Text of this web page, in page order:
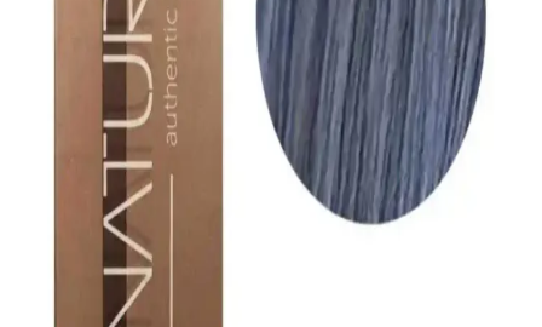
Sağlıklı ve Hızlı Saç Uzaması İçin Bilimsel
Yaklaşımlar ve Tavsiyeler
Saç uzaması genetik ve yaşam tarzına bağlıdır. Doğru beslenme,
uygun bakım ve stres yönetimi ile saç sağlığını destekleyerek hızlı
ve sağlıklı uzama sağlayabilirsiniz.
Biotin Destekli Saç Şampuanları ile Saç Sağlığını
Güçlendirme ve Parlaklık Kazanma
Biotin içeren şampuanlar, saç güçlendirme ve parlaklık sağlar.
Düzenli kullanım, saç dökülmesini azaltır ve sağlıklı saçlara
ulaşmanıza yardımcı olur.